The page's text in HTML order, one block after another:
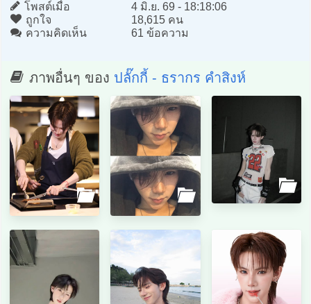
โพสต์เมื่อ
4 มิ.ย. 69 - 18:18:06
ถูกใจ
18,615 คน
ความคิดเห็น
61 ข้อความ
ภาพอื่นๆ ของ ปลั๊กกี้ - ธรากร คำสิงห์